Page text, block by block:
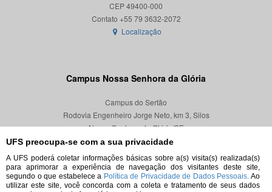
UFS preocupa-se com a sua privacidade
A UFS poderá coletar informações básicas sobre a(s) visita(s) realizada(s)
para aprimorar a experiência de navegação dos visitantes deste site,
segundo o que estabelece a Política de Privacidade de Dados Pessoais. Ao
utilizar este site, você concorda com a coleta e tratamento de seus dados
CEP 49400-000
Localização
Campus Nossa Senhora da Glória
Campus do Sertão
Rodovia Engenheiro Jorge Neto, km 3, Silos
Nossa Senhora da Glória/SE
CEP 49680-000
Localização